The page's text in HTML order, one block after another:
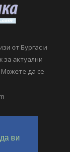
ви
от Бургас и
за актуални
да се